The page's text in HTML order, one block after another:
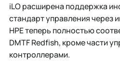
iLO расширена поддержка
стандарт управления через
HPE теперь полностью
DMTF Redfish, кроме части
контроллерами.